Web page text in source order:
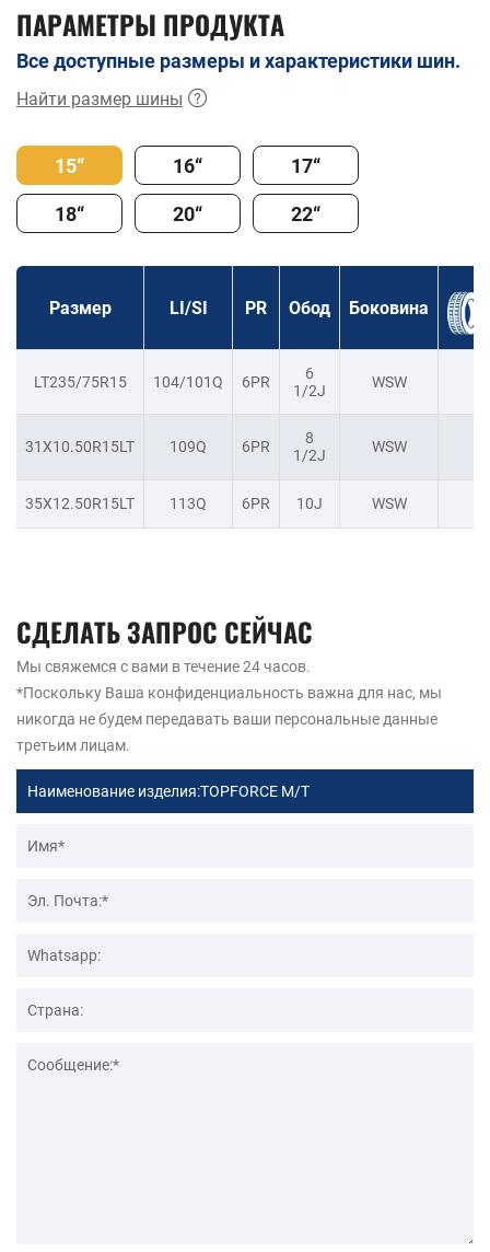
ПАРАМЕТРЫ ПРОДУКТА
Все доступные размеры и характеристики шин.
Найти размер шины
15“ 16“
17“
18“
20“ 22“
Размер LI/SI PR Обод Боковина
LT235/75R15 104/101Q 6PR
6
1/2J
WSW
31X10.50R15LT 109Q 6PR
8
1/2J
WSW
35X12.50R15LT 113Q 6PR 10J WSW
СДЕЛАТЬ ЗАПРОС СЕЙЧАС
Мы свяжемся с вами в течение 24 часов.
*Поскольку Ваша конфиденциальность важна для нас, мы
никогда не будем передавать ваши персональные данные
третьим лицам.